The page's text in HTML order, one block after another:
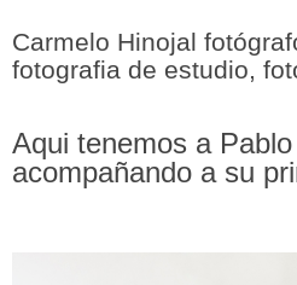
Carmelo Hinojal
fotografia de estudio,
Aqui tenemos a
acompañando a su